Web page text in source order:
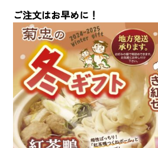
ご注文はお早めに！